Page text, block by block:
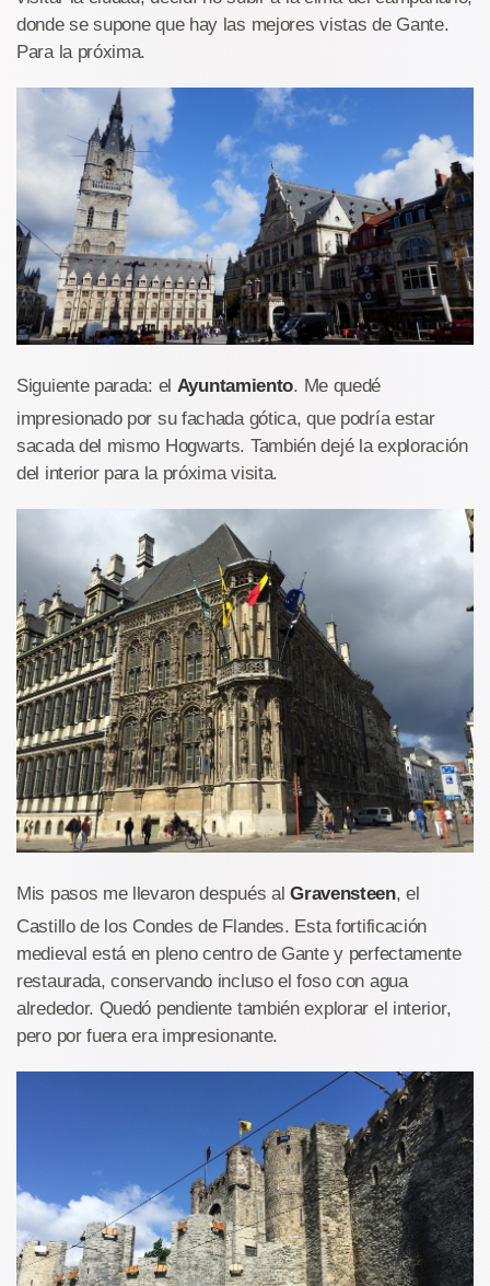
donde se supone que hay las mejores vistas de Gante.
Para la próxima.
Siguiente parada: el Ayuntamiento. Me quedé
impresionado por su fachada gótica, que podría estar
sacada del mismo Hogwarts. También dejé la exploración
del interior para la próxima visita.
Mis pasos me llevaron después alGravensteen, el
Castillo de los Condes de Flandes. Esta fortificación
medieval está en pleno centro de Gante y perfectamente
restaurada, conservando incluso el foso con agua
alrededor. Quedó pendiente también explorar el interior,
pero por fuera era impresionante.